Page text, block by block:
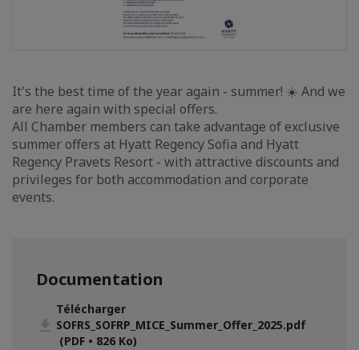
It's the best time of the year again - summer! ☀️ And we
are here again with special offers.
All Chamber members can take advantage of exclusive
summer offers at Hyatt Regency Sofia and Hyatt
Regency Pravets Resort - with attractive discounts and
privileges for both accommodation and corporate
events.
Documentation
Télécharger
SOFRS_SOFRP_MICE_Summer_Offer_2025.pdf
(PDF • 826 Ko)